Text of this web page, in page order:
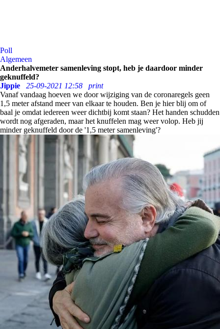
Poll
Algemeen
Anderhalvemeter samenleving stopt, heb je daardoor minder
geknuffeld?
Jippie
25-09-2021 12:58
print
Vanaf vandaag hoeven we door wijziging van de coronaregels geen
1,5 meter afstand meer van elkaar te houden. Ben je hier blij om of
baal je omdat iedereen weer dichtbij komt staan? Het handen schudden
wordt nog afgeraden, maar het knuffelen mag weer volop. Heb jij
minder geknuffeld door de '1,5 meter samenleving'?